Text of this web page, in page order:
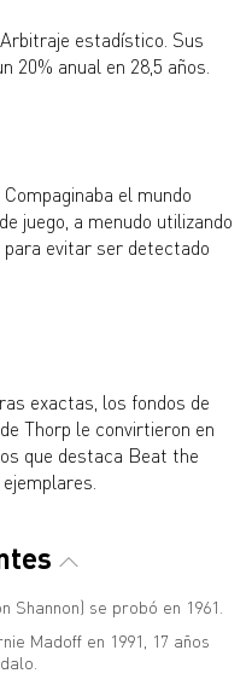
estadístico. Sus
20% anual en 28,5 años.
el mundo
juego, a menudo utilizando
evitar ser detectado
exactas, los fondos de
Thorp le convirtieron en
que destaca Beat the
se probó en 1961.
Madoff en 1991, 17 años